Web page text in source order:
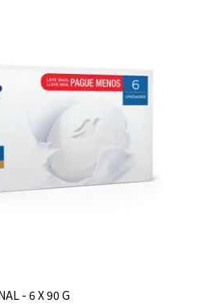
- 6 X 90 G